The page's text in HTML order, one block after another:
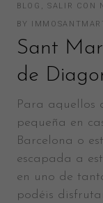
BLOG , SALIR CON
BY
Sant
de
Para aquellos
pequeña en
Barcelona o
escapada a
en uno de
podéis